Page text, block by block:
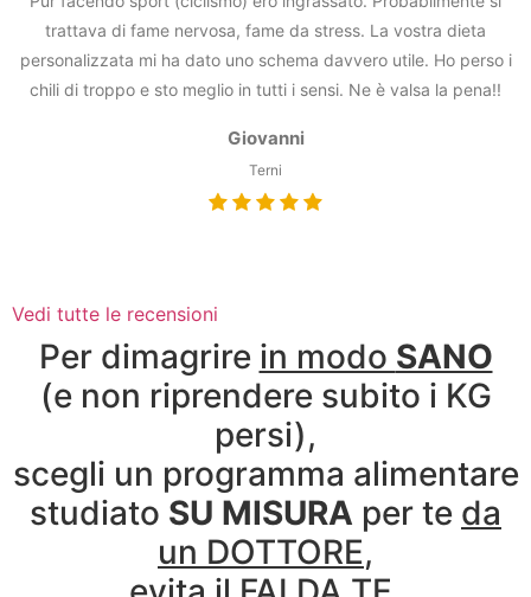
trattava di fame nervosa, fame da stress. La vostra dieta
personalizzata mi ha dato uno schema davvero utile. Ho perso i
chili di troppo e sto meglio in tutti i sensi. Ne è valsa la pena!!
Giovanni
Terni
Vedi tutte le recensioni
Per dimagrire in modo SANO
(e non riprendere subito i KG
persi),
scegli un programma alimentare
studiato SU MISURA per te da
un DOTTORE,